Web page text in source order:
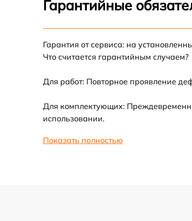
Замена станции airport
Замена батареи
Гарантийные
Гарантия от сервиса: на
Что считается гарантийным случаем?
Для работ: Повторное проявление
Для комплектующих:
использовании.
Показать полностью